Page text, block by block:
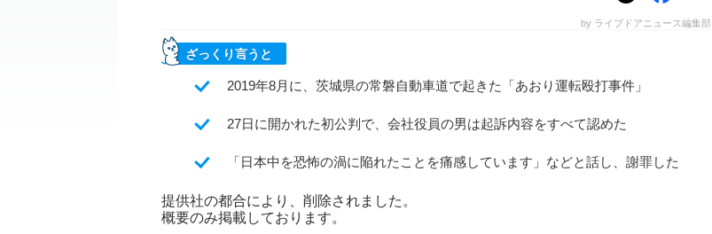
by ライブドアニュース編集部
ざっくり言うと
2019年8月に、茨城県の常磐自動車道で起きた「あおり運転殴打事件」
27日に開かれた初公判で、会社役員の男は起訴内容をすべて認めた
「日本中を恐怖の渦に陥れたことを痛感しています」などと話し、謝罪した
提供社の都合により、削除されました。
概要のみ掲載しております。